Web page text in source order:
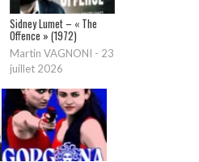
Sidney Lumet – « The
Offence » (1972)
Martin VAGNONI - 23
juillet 2026